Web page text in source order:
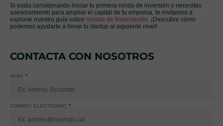
Si estás considerando iniciar tu primera ronda de inversión o necesitas
asesoramiento para ampliar el capital de tu empresa, te invitamos a
explorar nuestra guía sobre rondas de financiación. ¡Descubre cómo
podemos ayudarte a llevar tu startup al siguiente nivel!
CONTACTA CON NOSOTROS
NOM
CORREU ELECTRÒNIC